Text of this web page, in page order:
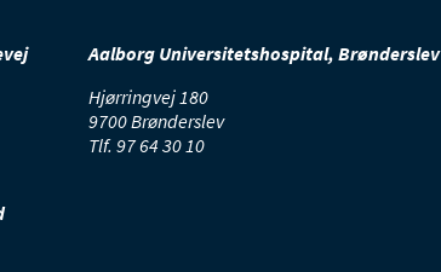
Aalborg Universitetshospital, Brønderslev
Hjørringvej 180
9700 Brønderslev
Tlf. 97 64 30 10